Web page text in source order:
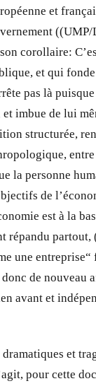
et
corollaire:
et qui
pas là
imbue de lui
structurée,
la personne
de
est à la
répandu partout,
une entreprise“
de nouveau
avant et
dramatiques et
pour cette